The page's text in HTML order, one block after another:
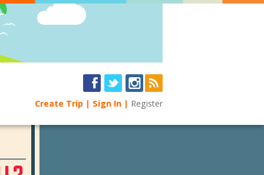
Create Trip Sign In Register